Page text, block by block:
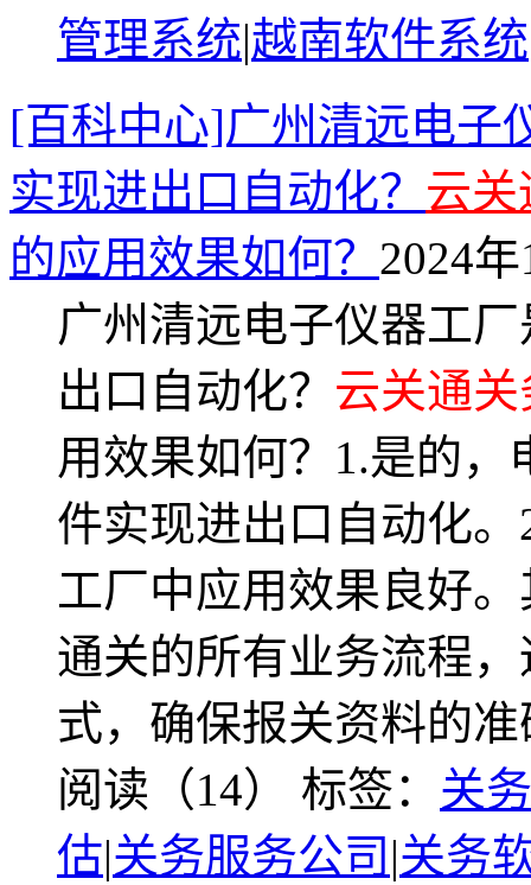
管理系统|越南软件系统
[百科中心]广州清远电子
实现进出口自动化？ 云关
的应用效果如何？ 2024
广州清远电子仪器工
出口自动化？ 云关通
用效果如何？1.是的
件实现进出口自动化。
工厂中应用效果良好
通关的所有业务流程
式，确保报关资料的
阅读（14） 标签： 关
估|关务服务公司 |关务